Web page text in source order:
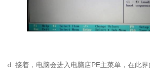
d. 接着，电脑会进入电脑店PE主菜单，在此界